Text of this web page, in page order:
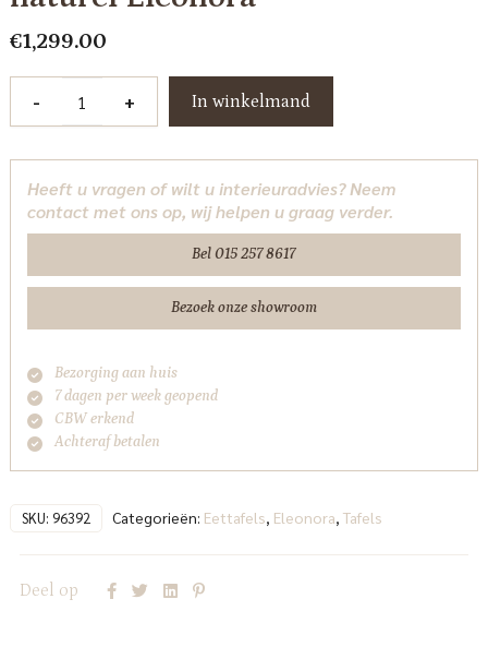
€1,299.00
-
cm
naturel
aantal
+ In winkelmand
Heeft u vragen of wilt u interieuradvies? Neem
contact met ons op, wij helpen u graag verder.
Bel 015 257 8617
Bezoek onze showroom
Bezorging aan huis
7 dagen per week geopend
CBW erkend
Achteraf betalen
SKU: 96392 Categorieën: Eettafels, Eleonora, Tafels
Deel op